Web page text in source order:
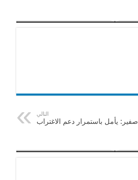
التالي
صفير: يأمل باستمرار دعم الاغتراب